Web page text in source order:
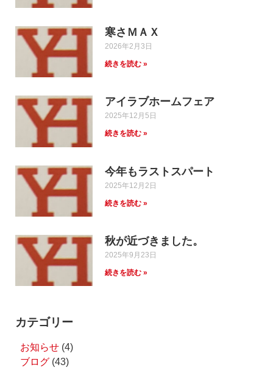
寒さＭＡＸ
2026年2月3日
続きを読む »
アイラブホームフェア
2025年12月5日
続きを読む »
今年もラストスパート
2025年12月2日
続きを読む »
秋が近づきました。
2025年9月23日
続きを読む »
カテゴリー
お知らせ (4)
ブログ (43)